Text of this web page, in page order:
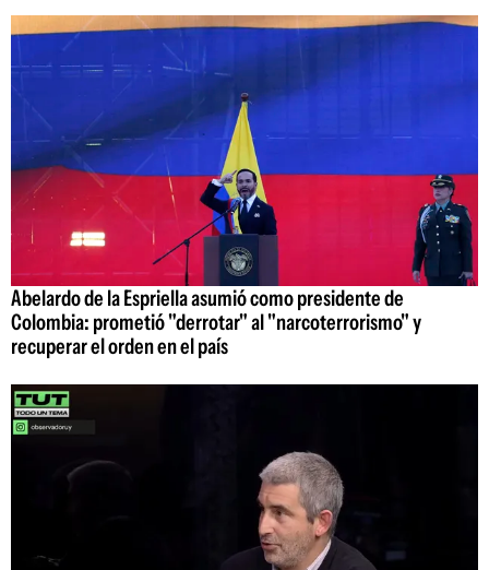
Abelardo de la Espriella asumió como presidente de
Colombia: prometió "derrotar" al "narcoterrorismo" y
recuperar el orden en el país